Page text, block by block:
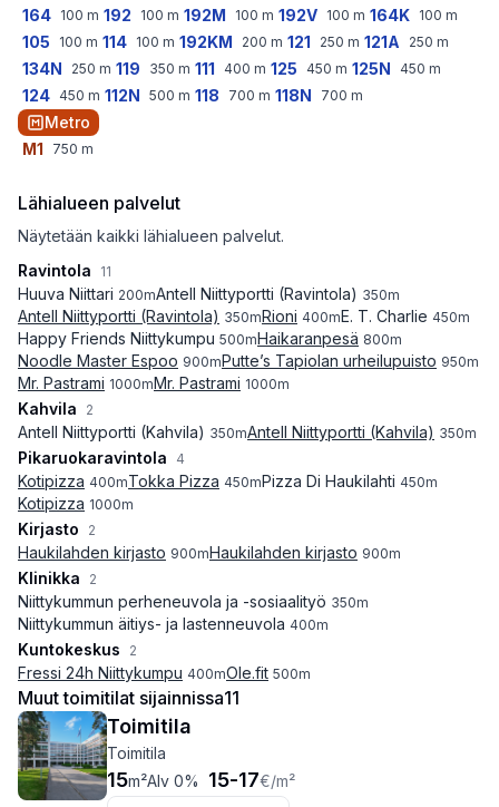
164 100 m 192 100 m 192M 100 m 192V 100 m 164K 100 m
105 100 m 114 100 m 192KM 200 m 121 250 m 121A 250 m
134N 250 m 119 350 m 111 400 m 125 450 m 125N 450 m
124 450 m 112N 500 m 118 700 m 118N 700 m
Metro
M1
750 m
Lähialueen palvelut
Näytetään kaikki lähialueen palvelut.
Ravintola
11
Huuva Niittari 200mAntell Niittyportti (Ravintola) 350m
Antell Niittyportti (Ravintola) 350mRioni 400mE. T. Charlie 450m
Happy Friends Niittykumpu 500mHaikaranpesä 800m
Noodle Master Espoo 900mPutte’s Tapiolan urheilupuisto 950m
Mr. Pastrami 1000mMr. Pastrami 1000m
Kahvila 2
Antell Niittyportti (Kahvila) 350mAntell Niittyportti (Kahvila) 350m
Pikaruokaravintola 4
Kotipizza 400mTokka Pizza 450mPizza Di Haukilahti 450m
Kotipizza 1000m
Kirjasto 2
Haukilahden kirjasto 900mHaukilahden kirjasto 900m
Klinikka 2
Niittykummun perheneuvola ja -sosiaalityö 350m
Niittykummun äitiys- ja lastenneuvola 400m
Kuntokeskus 2
Fressi 24h Niittykumpu 400mOle.fit 500m
Muut toimitilat sijainnissa11
Toimitila
Toimitila
15m²Alv 0% 15-17€/m²